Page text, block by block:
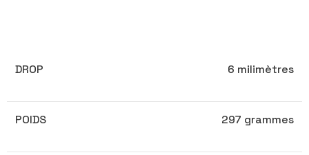
DROP 6 milimètres
POIDS 297 grammes